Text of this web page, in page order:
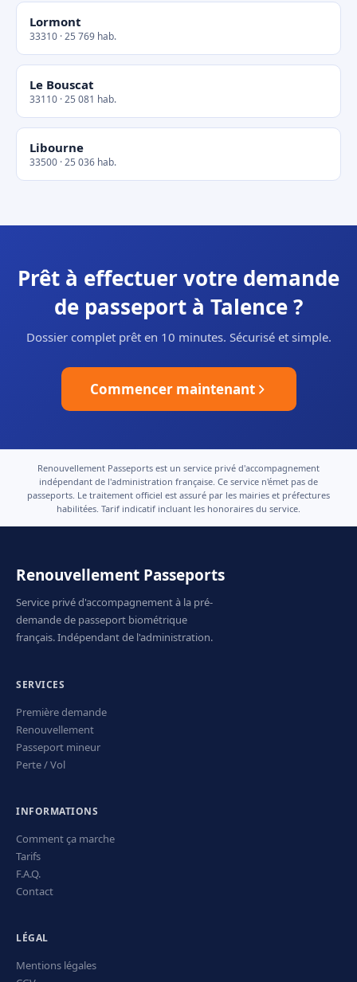
Lormont
33310 · 25 769 hab.
Le Bouscat
33110 · 25 081 hab.
Libourne
33500 · 25 036 hab.
Prêt à effectuer votre demande
de passeport à Talence ?
Dossier complet prêt en 10 minutes. Sécurisé et simple.
Commencer maintenant
Renouvellement Passeports est un service privé d'accompagnement
indépendant de l'administration française. Ce service n'émet pas de
passeports. Le traitement officiel est assuré par les mairies et préfectures
habilitées. Tarif indicatif incluant les honoraires du service.
Renouvellement Passeports
Service privé d'accompagnement à la pré-
demande de passeport biométrique
français. Indépendant de l'administration.
SERVICES
Première demande
Renouvellement
Passeport mineur
Perte / Vol
INFORMATIONS
Comment ça marche
Tarifs
F.A.Q.
Contact
LÉGAL
Mentions légales